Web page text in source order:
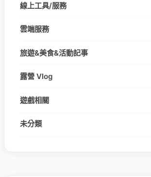
線上工具/服務
雲端服務
旅遊&美食&活動記事
露營 Vlog
遊戲相關
未分類